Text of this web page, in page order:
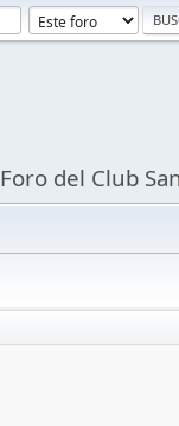
Foro del Club